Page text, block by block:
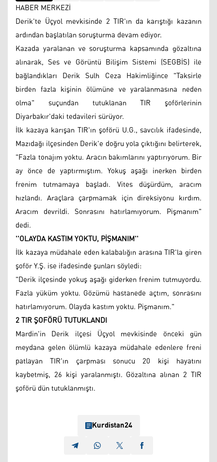
HABER MERKEZİ
Derik'te Üçyol mevkisinde 2 TIR'ın da karıştığı kazanın
ardından başlatılan soruşturma devam ediyor.
Kazada yaralanan ve soruşturma kapsamında gözaltına
alınarak, Ses ve Görüntü Bilişim Sistemi (SEGBİS) ile
bağlandıkları Derik Sulh Ceza Hakimliğince "Taksirle
birden fazla kişinin ölümüne ve yaralanmasına neden
olma" suçundan tutuklanan TIR şoförlerinin
Diyarbakır'daki tedavileri sürüyor.
İlk kazaya karışan TIR'ın şoförü U.G., savcılık ifadesinde,
Mazıdağı ilçesinden Derik'e doğru yola çıktığını belirterek,
"Fazla tonajım yoktu. Aracın bakımlarını yaptırıyorum. Bir
ay önce de yaptırmıştım. Yokuş aşağı inerken birden
frenim tutmamaya başladı. Vites düşürdüm, aracım
hızlandı. Araçlara çarpmamak için direksiyonu kırdım.
Aracım devrildi. Sonrasını hatırlamıyorum. Pişmanım"
dedi.
''OLAYDA KASTIM YOKTU, PİŞMANIM''
İlk kazaya müdahale eden kalabalığın arasına TIR'la giren
şoför Y.Ş. ise ifadesinde şunları söyledi:
"Derik ilçesinde yokuş aşağı giderken frenim tutmuyordu.
Fazla yüküm yoktu. Gözümü hastanede açtım, sonrasını
hatırlamıyorum. Olayda kastım yoktu. Pişmanım."
2 TIR ŞOFÖRÜ TUTUKLANDI
Mardin'in Derik ilçesi Üçyol mevkisinde önceki gün
meydana gelen ölümlü kazaya müdahale edenlere freni
patlayan TIR'ın çarpması sonucu 20 kişi hayatını
kaybetmiş, 26 kişi yaralanmıştı. Gözaltına alınan 2 TIR
şoförü dün tutuklanmıştı.
Kurdistan24